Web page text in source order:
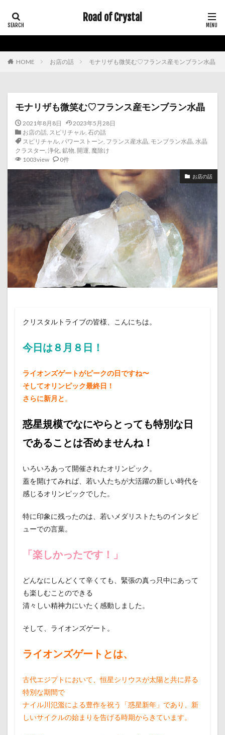
Road of Crystal
HOME お店の話 モナリザも微笑む♡フランス産モンブラン水晶
モナリザも微笑む♡フランス産モンブラン水晶
2021年8月8日
2023年5月28日
お店の話, スピリチャル, 石の話
スピリチャル, パワーストーン, フランス産水晶, モンブラン水晶, 水晶
クラスター, 浄化, 鉱物, 開運, 魔除け
1003view
0件
お店の話
クリスタルトライブの皆様、こんにちは。
今日は８月８日！
ライオンズゲートがピークの日ですね〜
そしてオリンピック最終日！
さらに新月と 。
惑星規模でなにやらとっても特別な日
であることは否めませんね！
いろいろあって開催されたオリンピック。
蓋を開けてみれば、若い人たちが大活躍の新しい時代を
感じるオリンピックでした。
特に印象に残ったのは、若いメダリストたちのインタビ
ューでの言葉。
「楽しかったです！」
どんなにしんどくて辛くても、緊張の真っ只中にあって
も楽しむことのできる
清々しい精神力にいたく感動しました。
そして、ライオンズゲート。
ライオンズゲートとは、
古代エジプトにおいて、恒星シリウスが太陽と共に昇る
特別な期間で
ナイル川氾濫による豊作を祝う「惑星新年」であり、新
しいサイクルの始まりを告げる時期からきています。